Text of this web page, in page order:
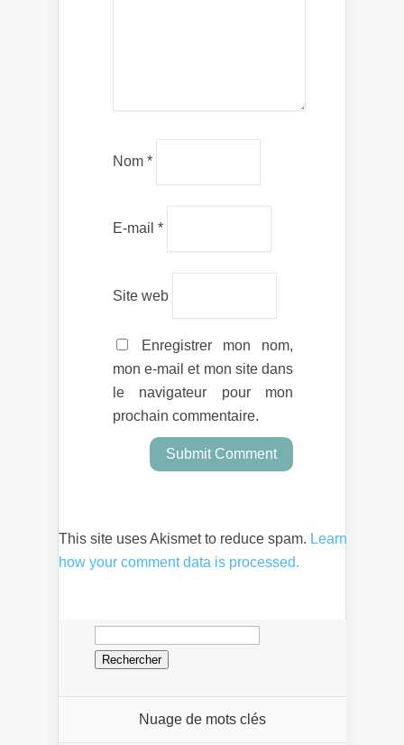
Nom *
E-mail *
Site web
Enregistrer mon nom,
mon e-mail et mon site dans
le navigateur pour mon
prochain commentaire.
This site uses Akismet to reduce spam. Learn
how your comment data is processed.
Rechercher :
Nuage de mots clés